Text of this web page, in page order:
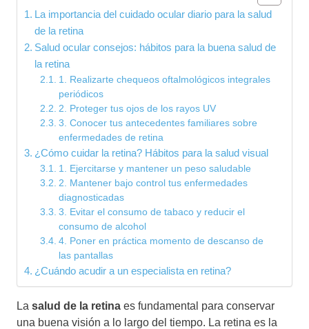
La importancia del cuidado ocular diario para la salud
de la retina
Salud ocular consejos: hábitos para la buena salud de
la retina
1. Realizarte chequeos oftalmológicos integrales
periódicos
2. Proteger tus ojos de los rayos UV
3. Conocer tus antecedentes familiares sobre
enfermedades de retina
¿Cómo cuidar la retina? Hábitos para la salud visual
1. Ejercitarse y mantener un peso saludable
2. Mantener bajo control tus enfermedades
diagnosticadas
3. Evitar el consumo de tabaco y reducir el
consumo de alcohol
4. Poner en práctica momento de descanso de
las pantallas
¿Cuándo acudir a un especialista en retina?
La salud de la retina es fundamental para conservar
una buena visión a lo largo del tiempo. La retina es la